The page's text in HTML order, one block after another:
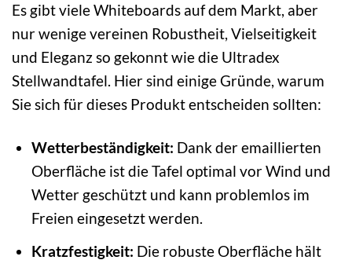
Es gibt viele Whiteboards auf dem Markt, aber
nur wenige vereinen Robustheit, Vielseitigkeit
und Eleganz so gekonnt wie die Ultradex
Stellwandtafel. Hier sind einige Gründe, warum
Sie sich für dieses Produkt entscheiden sollten:
Wetterbeständigkeit: Dank der emaillierten
Oberfläche ist die Tafel optimal vor Wind und
Wetter geschützt und kann problemlos im
Freien eingesetzt werden.
Kratzfestigkeit: Die robuste Oberfläche hält